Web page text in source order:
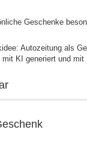
Geschenke
KI generiert und mit